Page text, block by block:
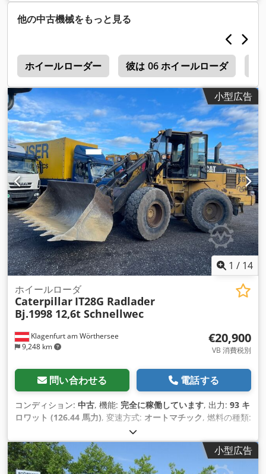
馬力), フォーク長:1,200 mm, 空車重量:6,095 kg（キログラ
ム）, 全長:3,000 mm , 駆動方式:
mm , LPGフォークリフト 荷重重心：500 フォーク幅：125
mm フォーク厚：50 mm マストタイプ: 標準 技術状態: 非常に
良い フロントタイヤタイプ: エア フロントタイヤの状態： 60 -
80 Csdpfel Hbmpsx Aaxsrf リアタイヤ タイプ： 空気 リアタ
イヤの状態： 60 - 80 説明: 状態の良い中古車。メンテナンスと
UVV検査更新済み。 保証期間3ヶ月。 サイドシフト、フォーク
ポジショナー、 第3バルブ、第4バルブ、後部作業灯、前部作業
灯、暖房、フルキャブ、
他の中古機械をもっと見る
ホイールローダー 彼は 06 ホイールローダ
小型広告
1 / 14
Klagenfurt am Wörthersee
9,248 km
ホイールローダ
Caterpillar IT28G Radlader
Bj.1998 12,6t Schnellwec
€20,900
VB 消費税別
問い合わせる 電話する
コンディション: 中古, 機能: 完全に稼働しています, 出力: 93 キ
ロワット (126.44 馬力), 変速方式: オートマチック, 燃料の種類:
12,600 kg（キログラム）
12,600 kg（キログラム）, アクスル構成:4x4, 初回登録:
10/1998, 製造年:1998, 稼働時間:17,762 h ディーゼル ,
装備:パレットフォーク, 全輪駆動,
小型広告